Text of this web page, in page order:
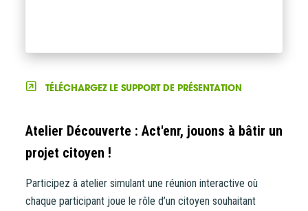
TÉLÉCHARGEZ LE SUPPORT DE PRÉSENTATION
Atelier Découverte : Act'enr, jouons à bâtir un
projet citoyen !
Participez à atelier simulant une réunion interactive où
chaque participant joue le rôle d’un citoyen souhaitant